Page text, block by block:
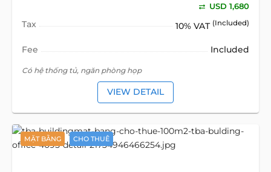
USD 1,680
Tax 10% VAT (Included)
Fee Included
Có hệ thống tủ, ngăn phòng họp
VIEW DETAIL
MẶT BẰNG CHO THUÊ